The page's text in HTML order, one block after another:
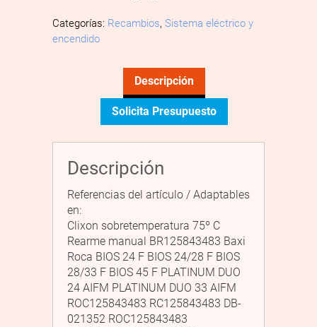
Categorías: Recambios, Sistema eléctrico y
encendido
Descripción
Solicita Presupuesto
Descripción
Referencias del artículo / Adaptables
en:
Clixon sobretemperatura 75º C
Rearme manual BR125843483 Baxi
Roca BIOS 24 F BIOS 24/28 F BIOS
28/33 F BIOS 45 F PLATINUM DUO
24 AIFM PLATINUM DUO 33 AIFM
ROC125843483 RC125843483 DB-
021352 ROC125843483